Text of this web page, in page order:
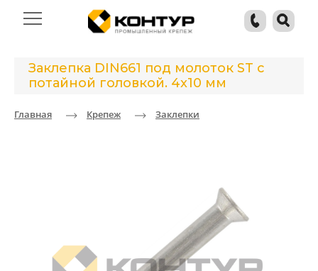
Заклепка DIN661 под молоток ST с
потайной головкой. 4x10 мм
Главная Крепеж Заклепки